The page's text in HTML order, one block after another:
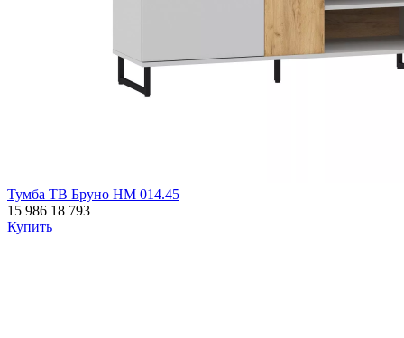
Тумба ТВ Бруно НМ 014.45
15 986 18 793
Купить